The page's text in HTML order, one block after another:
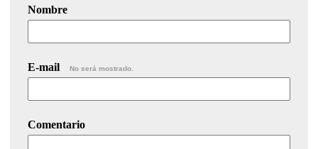
Nombre
E-mail No será mostrado.
Comentario